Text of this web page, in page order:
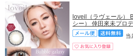
loveil（ラヴェール）
シー） 倖田來未プロ
当